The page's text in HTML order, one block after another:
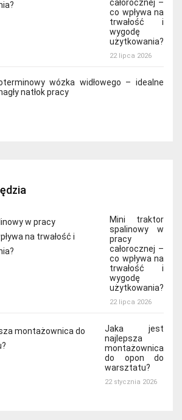
całorocznej –
co wpływa na
trwałość i
wygodę
użytkowania?
22 lipca 2026
wózka widłowego – idealne
natłok pracy
Mini traktor
spalinowy w
pracy
całorocznej –
co wpływa na
trwałość i
wygodę
użytkowania?
22 lipca 2026
Jaka jest
najlepsza
montażownica
do opon do
warsztatu?
22 stycznia 2026